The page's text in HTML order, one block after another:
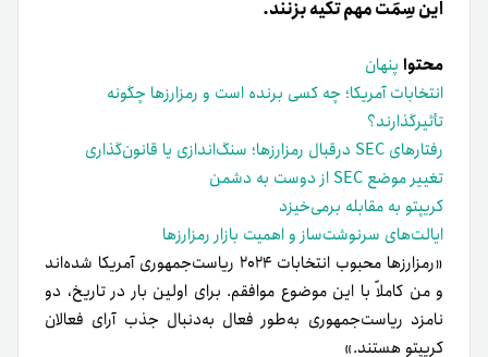
این سِمَت مهم تکیه بزنند.
محتوا پنهان
انتخابات آمریکا؛ چه کسی برنده است و رمزارزها چگونه
تأثیرگذارند؟
رفتارهای SEC درقبال رمزارزها؛ سنگ‌اندازی یا قانون‌گذاری
تغییر موضع SEC از دوست به دشمن
کریپتو به مقابله برمی‌خیزد
ایالت‌های سرنوشت‌ساز و اهمیت بازار رمزارزها
«رمزارزها محبوب انتخابات ۲۰۲۴ ریاست‌جمهوری آمریکا شده‌اند
و من کاملاً با این موضوع موافقم. برای اولین بار در تاریخ، دو
نامزد ریاست‌جمهوری به‌طور فعال به‌دنبال جذب آرای فعالان
کریپتو هستند.»